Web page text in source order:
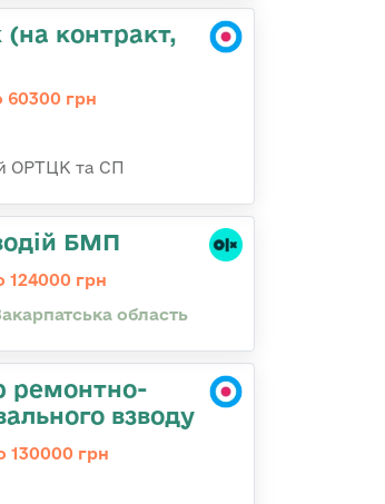
(на контракт,
60300 грн
ОРТЦК та СП
БМП
124000 грн
область
ремонтно-
взводу
130000 грн